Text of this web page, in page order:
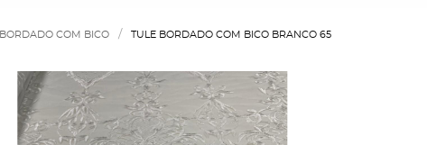
BORDADO COM BICO TULE BORDADO COM BICO BRANCO 65